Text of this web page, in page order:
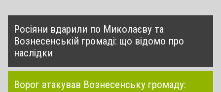
Росіяни вдарили по Миколаєву та
Вознесенській громаді: що відомо про
наслідки
Ворог атакував Вознесенську громаду: